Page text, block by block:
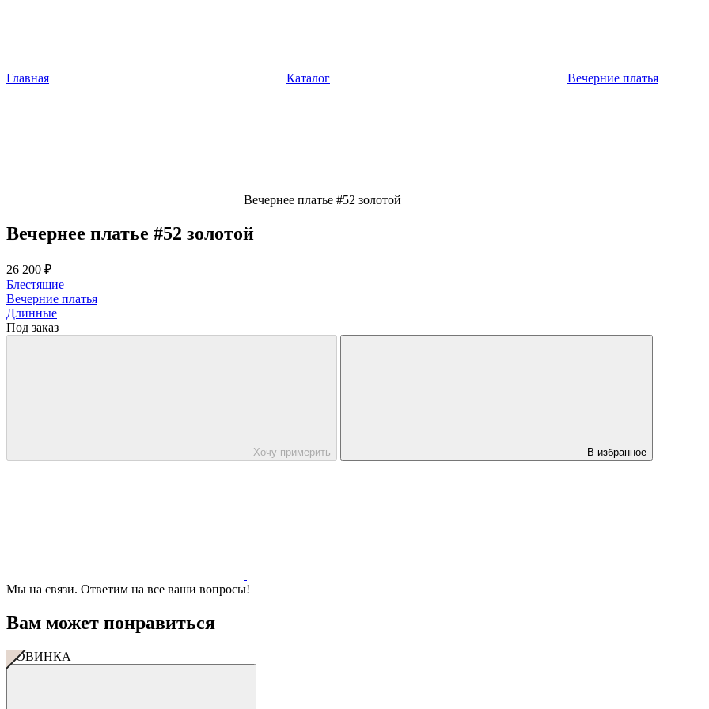
Главная Каталог Вечерние платья
Вечернее платье #52 золотой
Вечернее платье #52 золотой
26 200 ₽
Блестящие
Вечерние платья
Длинные
Под заказ
Хочу примерить В избранное
Мы на связи. Ответим на все ваши вопросы!
Вам может понравиться
НОВИНКА